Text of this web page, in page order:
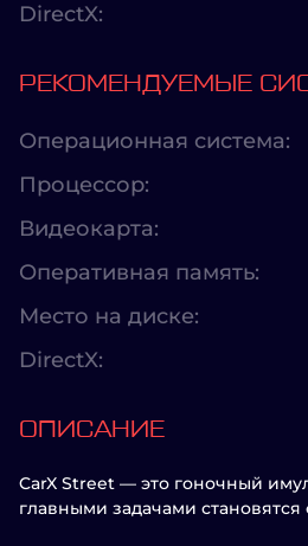
DirectX:
РЕКОМЕНДУЕМЫЕ
Операционная система:
Процессор:
Видеокарта:
Оперативная память:
Место на диске:
DirectX:
ОПИСАНИЕ
CarX Street — это гоночный
главными задачами